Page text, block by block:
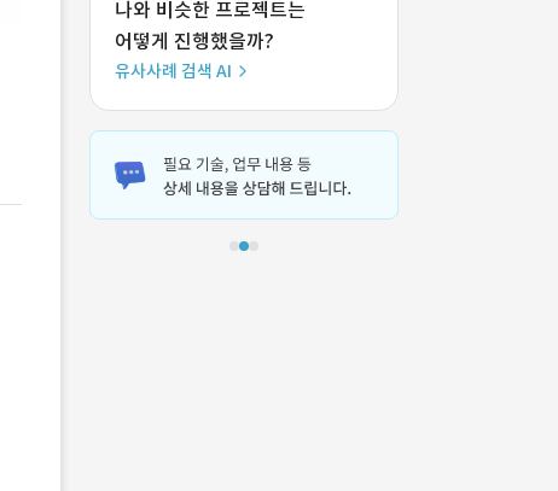
나와 비슷한 프로젝트는
어떻게 진행했을까?
유사사례 검색 AI